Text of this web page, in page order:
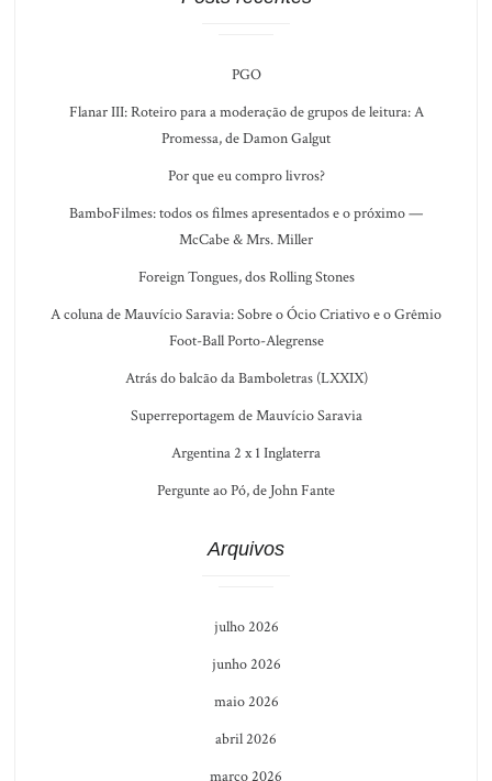
PGO
Flanar III: Roteiro para a moderação de grupos de leitura: A
Promessa, de Damon Galgut
Por que eu compro livros?
BamboFilmes: todos os filmes apresentados e o próximo —
McCabe & Mrs. Miller
Foreign Tongues, dos Rolling Stones
A coluna de Mauvício Saravia: Sobre o Ócio Criativo e o Grêmio
Foot-Ball Porto-Alegrense
Atrás do balcão da Bamboletras (LXXIX)
Superreportagem de Mauvício Saravia
Argentina 2 x 1 Inglaterra
Pergunte ao Pó, de John Fante
Arquivos
julho 2026
junho 2026
maio 2026
abril 2026
março 2026